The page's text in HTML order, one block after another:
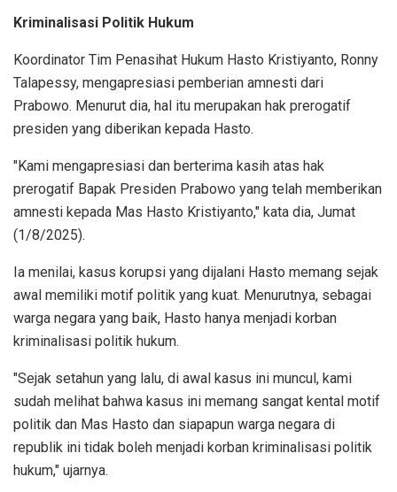
Kriminalisasi Politik Hukum
Koordinator Tim Penasihat Hukum Hasto Kristiyanto, Ronny
Talapessy, mengapresiasi pemberian amnesti dari
Prabowo. Menurut dia, hal itu merupakan hak prerogatif
presiden yang diberikan kepada Hasto.
"Kami mengapresiasi dan berterima kasih atas hak
prerogatif Bapak Presiden Prabowo yang telah memberikan
amnesti kepada Mas Hasto Kristiyanto," kata dia, Jumat
(1/8/2025).
Ia menilai, kasus korupsi yang dijalani Hasto memang sejak
awal memiliki motif politik yang kuat. Menurutnya, sebagai
warga negara yang baik, Hasto hanya menjadi korban
kriminalisasi politik hukum.
"Sejak setahun yang lalu, di awal kasus ini muncul, kami
sudah melihat bahwa kasus ini memang sangat kental motif
politik dan Mas Hasto dan siapapun warga negara di
republik ini tidak boleh menjadi korban kriminalisasi politik
hukum," ujarnya.